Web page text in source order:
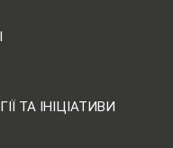
ТА ІНІЦІАТИВИ